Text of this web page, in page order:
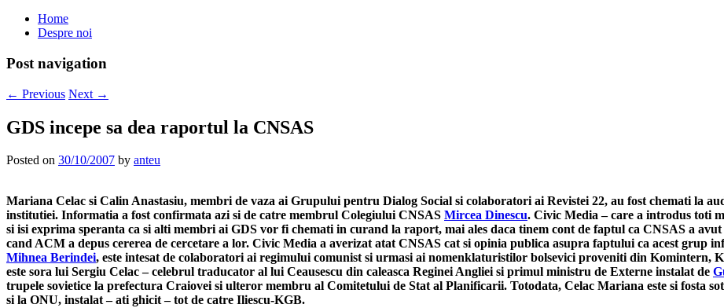
Home
Despre noi
Post navigation
← Previous Next →
GDS incepe sa dea raportul la CNSAS
Posted on 30/10/2007 by anteu
Mariana Celac si Calin Anastasiu, membri de vaza ai Grupului pentru Dialog Social si colaboratori ai Revistei 22, au fost chemati la
institutiei. Informatia a fost confirmata azi si de catre membrul Colegiului CNSAS Mircea Dinescu. Civic Media – care a introdus toti
si isi exprima speranta ca si alti membri ai GDS vor fi chemati in curand la raport, mai ales daca tinem cont de faptul ca CNSAS a avut
cand ACM a depus cererea de cercetare a lor. Civic Media a averizat atat CNSAS cat si opinia publica asupra faptului ca acest
Mihnea Berindei, este intesat de colaboratori ai regimului comunist si urmasi ai nomenklaturistilor bolsevici proveniti din
este sora lui Sergiu Celac – celebrul traducator al lui Ceausescu din caleasca Reginei Angliei si primul ministru de Externe instalat de
trupele sovietice la prefectura Craiovei si ulteror membru al Comitetului de Stat al Planificarii. Totodata, Celac Mariana este si fosta
si la ONU, instalat – ati ghicit – tot de catre Iliescu-KGB.